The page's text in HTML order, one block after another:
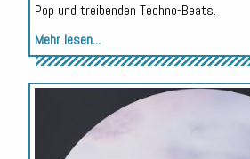
Pop und treibenden Techno-Beats.
Mehr lesen...